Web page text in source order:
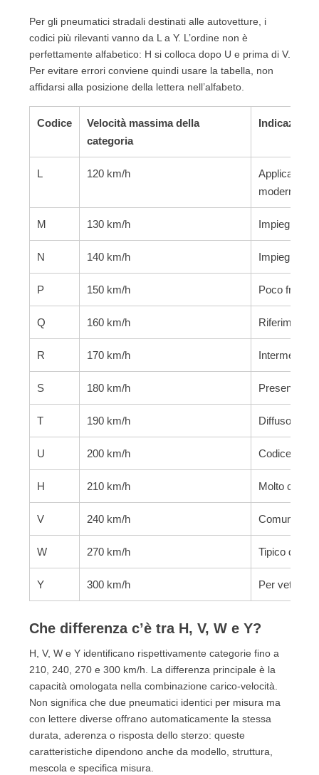
Per gli pneumatici stradali destinati alle autovetture, i
codici più rilevanti vanno da L a Y. L’ordine non è
perfettamente alfabetico: H si colloca dopo U e prima di V.
Per evitare errori conviene quindi usare la tabella, non
affidarsi alla posizione della lettera nell’alfabeto.
Codice
Velocità massima della
categoria
L 120 km/h
Applicazioni
moderne.
M 130 km/h Impieghi
N 140 km/h Impieghi
P 150 km/h Poco
Q 160 km/h Riferimento
R 170 km/h Intermedio,
S 180 km/h Presente su
T 190 km/h Diffuso su
U 200 km/h Codice
H 210 km/h Molto
V 240 km/h Comune su
W 270 km/h Tipico di
Y 300 km/h Per vetture
Che differenza c’è tra H, V, W e Y?
H, V, W e Y identificano rispettivamente categorie fino a
210, 240, 270 e 300 km/h. La differenza principale è la
capacità omologata nella combinazione carico-velocità.
Non significa che due pneumatici identici per misura ma
con lettere diverse offrano automaticamente la stessa
durata, aderenza o risposta dello sterzo: queste
caratteristiche dipendono anche da modello, struttura,
mescola e specifica misura.